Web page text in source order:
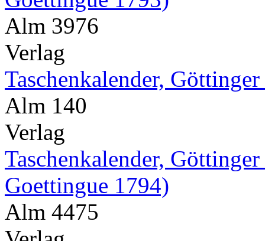
Alm 3976
Verlag
Taschenkalender,
Alm 140
Verlag
Taschenkalender,
Goettingue 1794)
Alm 4475